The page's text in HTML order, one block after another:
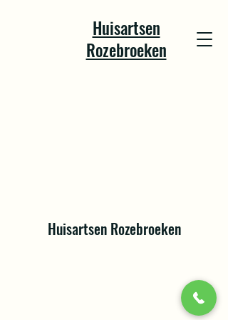
Huisartsen
Rozebroeken
Huisartsen Rozebroeken